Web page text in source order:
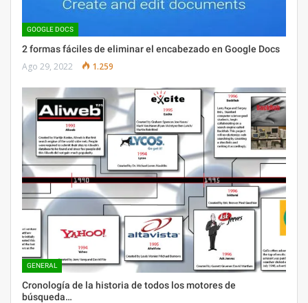
GOOGLE DOCS
2 formas fáciles de eliminar el encabezado en Google Docs
Ago 29, 2022 1.259
GENERAL
Cronología de la historia de todos los motores de
búsqueda…